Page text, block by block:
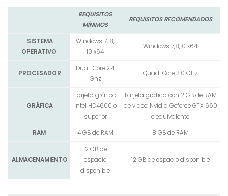
REQUISITOS
MÍNIMOS
REQUISITOS RECOMENDADOS
SISTEMA
OPERATIVO
Windows 7, 8,
10 x64
Windows 7,8,10 x64
PROCESADOR
Dual-Core 2.4
Ghz
Quad-Core 3.0 GHz
GRÁFICA
Tarjeta gráfica
Intel HD4600 o
superior
Tarjeta gráfica con 2 GB de RAM
de video: Nvidia Geforce GTX 660
o equivalente
RAM
4 GB de RAM 8 GB de RAM
ALMACENAMIENTO
12 GB de
espacio
disponible
12 GB de espacio disponible